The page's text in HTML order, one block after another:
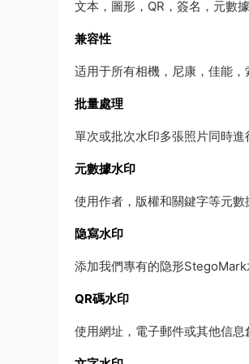
文本，圖形，QR，簽名，元數據
兼容性
适用于所有相機，尼康，佳能，
批量處理
單次或批次水印多張照片同時進
元數據水印
使用作者，版權和關鍵字等元數
隐寫水印
添加我們專有的隐形StegoMark
QR碼水印
使用網址，電子郵件或其他信息